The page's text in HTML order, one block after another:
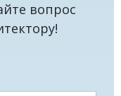
вопрос